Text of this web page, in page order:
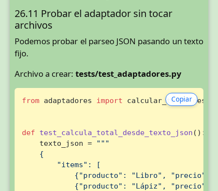
26.11 Probar el adaptador sin tocar
archivos
Podemos probar el parseo JSON pasando un texto
fijo.
Archivo a crear: tests/test_adaptadores.py
Copiar
from adaptadores import
def test_calcula_total_desde_texto_json ():
    texto_json =
"""
    {
        "items": [
{"producto": "Libro", "precio":
{"producto": "Lápiz", "precio":